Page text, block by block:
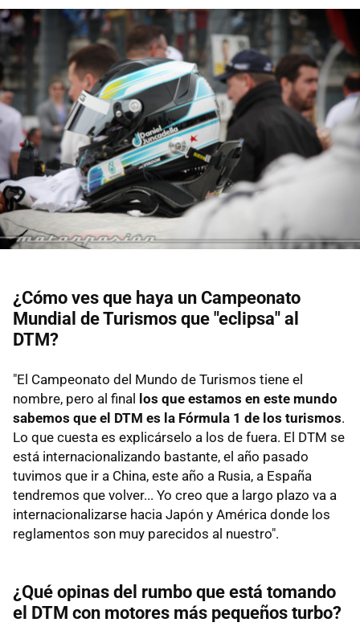
¿Cómo ves que haya un Campeonato
Mundial de Turismos que "eclipsa" al
DTM?
"El Campeonato del Mundo de Turismos tiene el
nombre, pero al final los que estamos en este mundo
sabemos que el DTM es la Fórmula 1 de los turismos.
Lo que cuesta es explicárselo a los de fuera. El DTM se
está internacionalizando bastante, el año pasado
tuvimos que ir a China, este año a Rusia, a España
tendremos que volver... Yo creo que a largo plazo va a
internacionalizarse hacia Japón y América donde los
reglamentos son muy parecidos al nuestro".
¿Qué opinas del rumbo que está tomando
el DTM con motores más pequeños turbo?